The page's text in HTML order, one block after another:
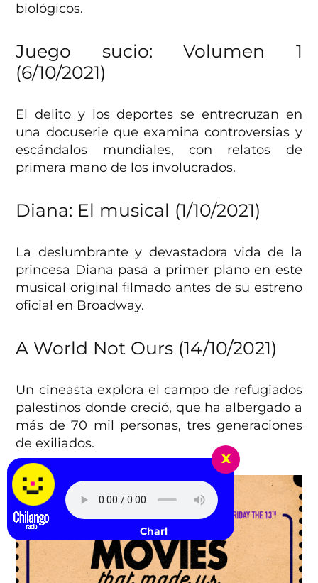
biológicos.
Juego sucio: Volumen 1
(6/10/2021)
El delito y los deportes se entrecruzan en
una docuserie que examina controversias y
escándalos mundiales, con relatos de
primera mano de los involucrados.
Diana: El musical (1/10/2021)
La deslumbrante y devastadora vida de la
princesa Diana pasa a primer plano en este
musical original filmado antes de su estreno
oficial en Broadway.
A World Not Ours (14/10/2021)
Un cineasta explora el campo de refugiados
palestinos donde creció, que ha albergado a
más de 70 mil personas, tres generaciones
de exiliados.
x
Charli XCX - SS26